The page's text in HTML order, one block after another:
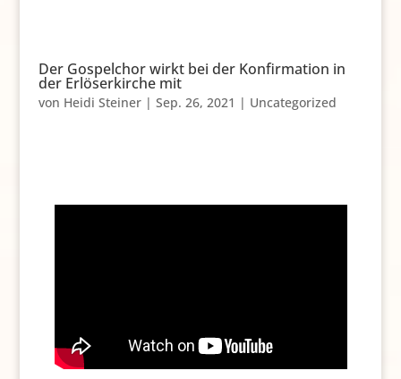
Der Gospelchor wirkt bei der Konfirmation in
der Erlöserkirche mit
von Heidi Steiner| Sep. 26, 2021 | Uncategorized